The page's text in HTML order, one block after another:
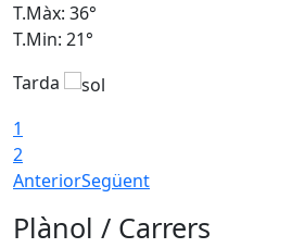
T.Màx: 36°
T.Min: 21°
Tarda
1
2
AnteriorSegüent
Plànol / Carrers